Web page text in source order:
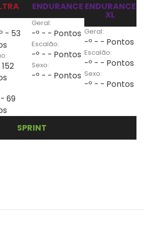
- 53
69
ENDURANCE
Geral:
-º - - Pontos
Escalão:
-º - - Pontos
Sexo:
-º - - Pontos
ENDURANCE
XL
Geral:
-º - - Pontos
Escalão:
-º - - Pontos
Sexo:
-º - - Pontos
SPRINT